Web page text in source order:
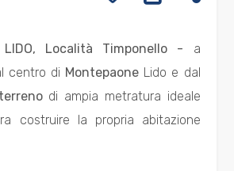
LIDO, Località Timponello - a
centro di Montepaone Lido e dal
terrenodi ampia metratura ideale
costruire la propria abitazione